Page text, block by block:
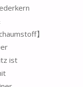
】
ist